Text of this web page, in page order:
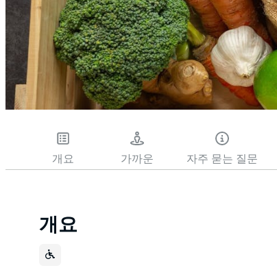
개요 가까운 자주 묻는 질문
개요